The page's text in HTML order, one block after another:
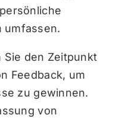
umfassen.
Sie den Zeitpunkt
Feedback, um
zu gewinnen.
von